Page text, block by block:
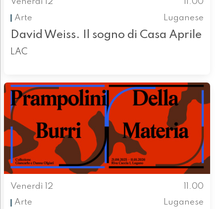
Venerdì 12
11.00
Arte
Luganese
David Weiss. Il sogno di Casa Aprile
LAC
Venerdì 12
11.00
Arte
Luganese